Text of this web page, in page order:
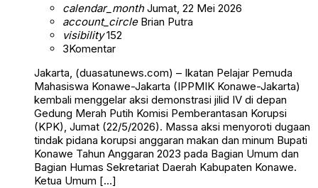
calendar_monthJumat, 22 Mei 2026
account_circleBrian Putra
visibility152
3Komentar
Jakarta, (duasatunews.com) – Ikatan Pelajar Pemuda
Mahasiswa Konawe-Jakarta (IPPMIK Konawe-Jakarta)
kembali menggelar aksi demonstrasi jilid IV di depan
Gedung Merah Putih Komisi Pemberantasan Korupsi
(KPK), Jumat (22/5/2026). Massa aksi menyoroti dugaan
tindak pidana korupsi anggaran makan dan minum Bupati
Konawe Tahun Anggaran 2023 pada Bagian Umum dan
Bagian Humas Sekretariat Daerah Kabupaten Konawe.
Ketua Umum […]